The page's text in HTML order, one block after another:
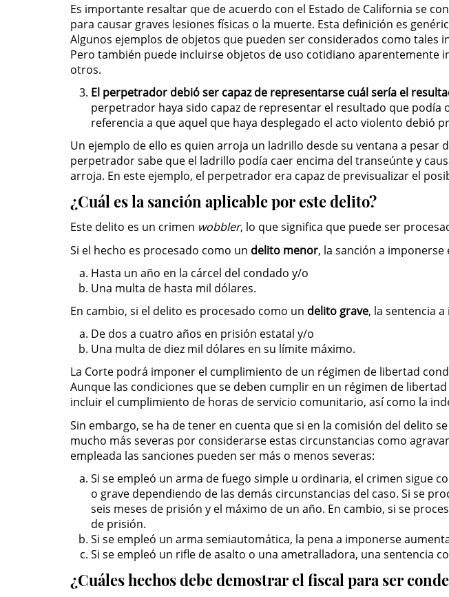
Es importante resaltar que de acuerdo con el Estado de California se
para causar graves lesiones físicas o la muerte. Esta definición es
Algunos ejemplos de objetos que pueden ser considerados como
Pero también puede incluirse objetos de uso cotidiano aparentemente
otros.
El perpetrador debió ser capaz de representarse cuál sería el
perpetrador haya sido capaz de representar el resultado que
referencia a que aquel que haya desplegado el acto violento debió
Un ejemplo de ello es quien arroja un ladrillo desde su ventana a
perpetrador sabe que el ladrillo podía caer encima del transeúnte y
arroja. En este ejemplo, el perpetrador era capaz de previsualizar el
¿Cuál es la sanción aplicable por este delito?
Este delito es un crimen wobbler, lo que significa que puede ser
Si el hecho es procesado como un delito menor, la sanción a
Hasta un año en la cárcel del condado y/o
Una multa de hasta mil dólares.
En cambio, si el delito es procesado como un delito grave, la sentencia
De dos a cuatro años en prisión estatal y/o
Una multa de diez mil dólares en su límite máximo.
La Corte podrá imponer el cumplimiento de un régimen de libertad
Aunque las condiciones que se deben cumplir en un régimen de
incluir el cumplimiento de horas de servicio comunitario, así como la
Sin embargo, se ha de tener en cuenta que si en la comisión del delito
mucho más severas por considerarse estas circunstancias como
empleada las sanciones pueden ser más o menos severas:
Si se empleó un arma de fuego simple u ordinaria, el crimen sigue
o grave dependiendo de las demás circunstancias del caso. Si se
seis meses de prisión y el máximo de un año. En cambio, si se
de prisión.
Si se empleó un arma semiautomática, la pena a imponerse
Si se empleó un rifle de asalto o una ametralladora, una sentencia
¿Cuáles hechos debe demostrar el fiscal para ser